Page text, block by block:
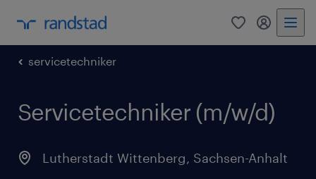
0 Mein
servicetechniker
Servicetechniker (m/w/d)
Lutherstadt Wittenberg, Sachsen-Anhalt